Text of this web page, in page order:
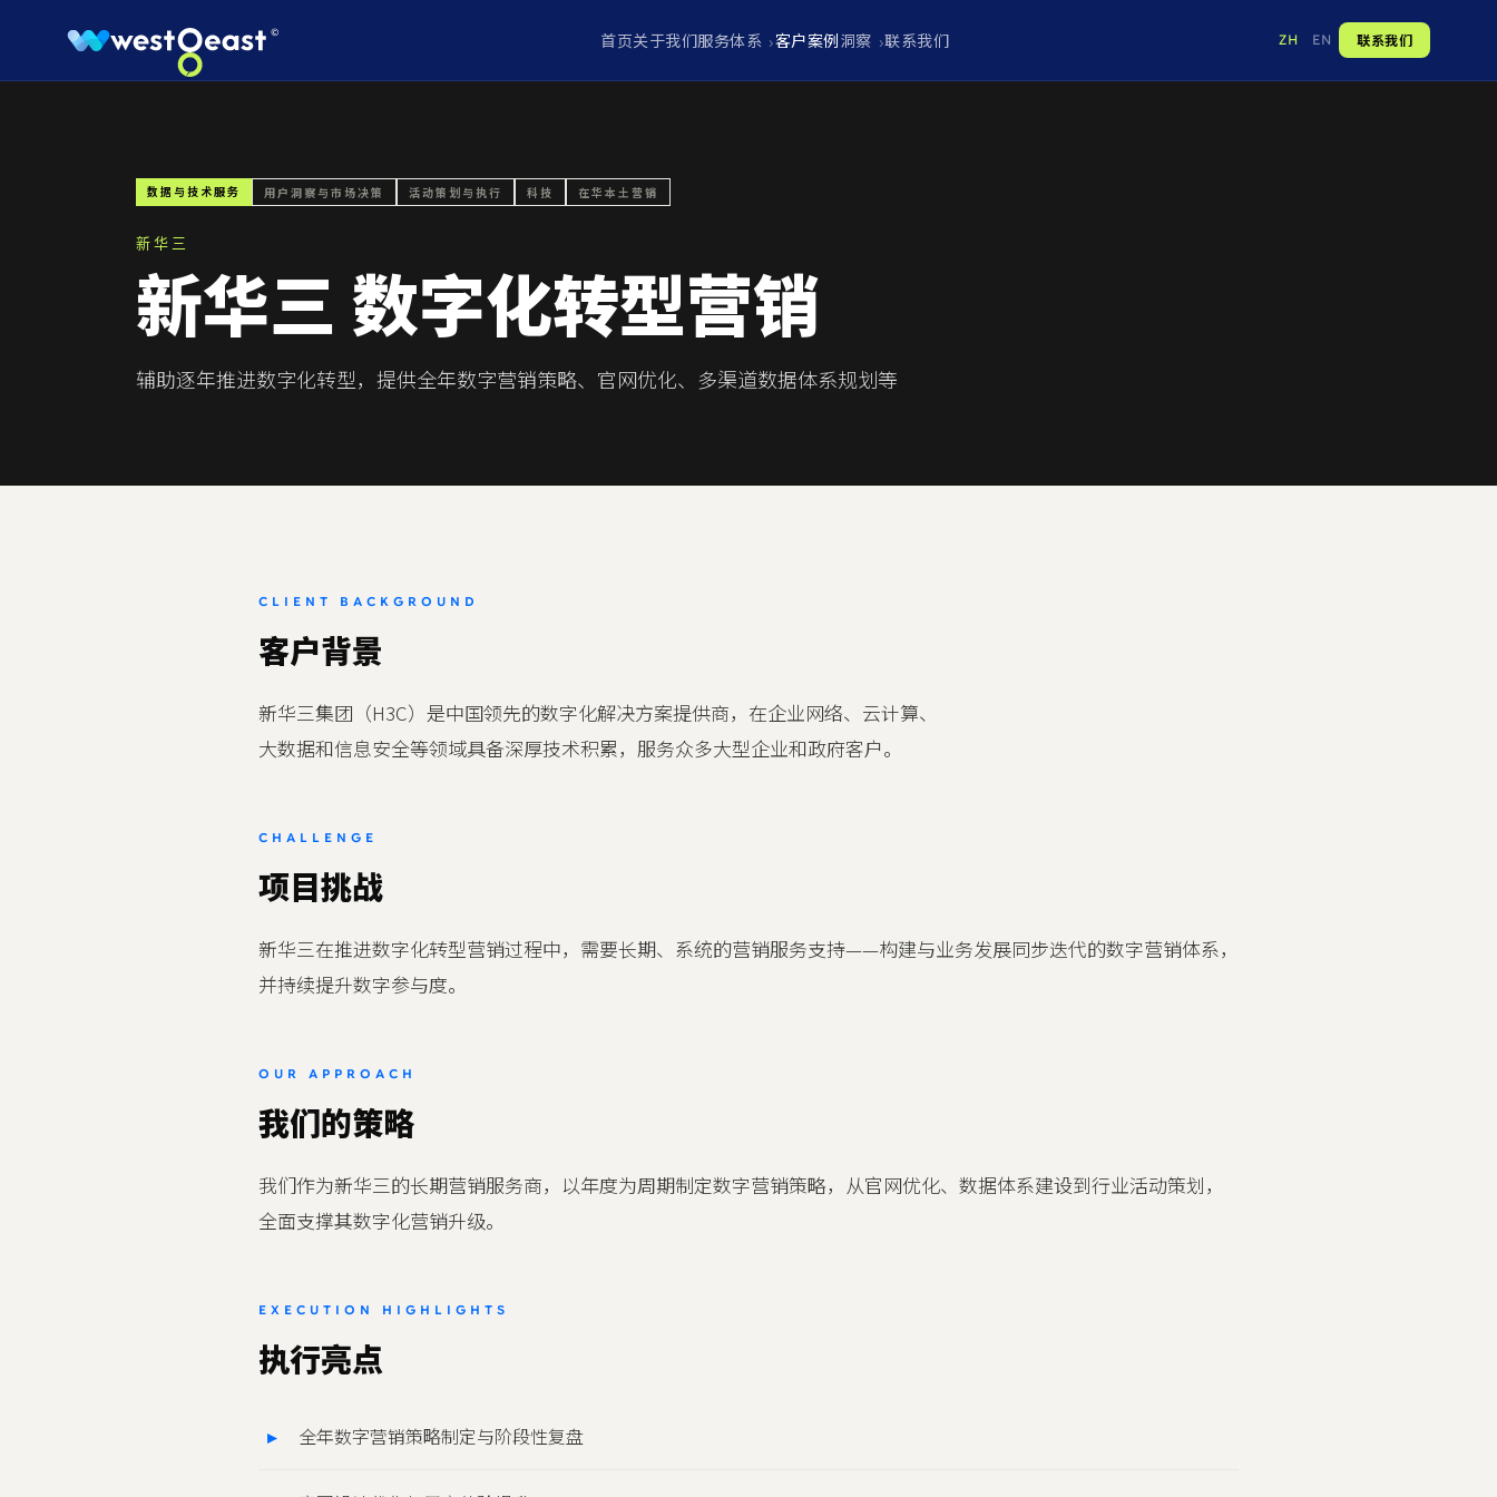
首页关于我们服务体系 客户案例洞察 联系我们 ZH EN 联系我们
数据与技术服务 用户洞察与市场决策 活动策划与执行 科技 在华本土营销
新华三
新华三 数字化转型营销
辅助逐年推进数字化转型，提供全年数字营销策略、官网优化、多渠道数据体系规划等
CLIENT BACKGROUND
客户背景
新华三集团（H3C）是中国领先的数字化解决方案提供商，在企业网络、云计算、
大数据和信息安全等领域具备深厚技术积累，服务众多大型企业和政府客户。
CHALLENGE
项目挑战
新华三在推进数字化转型营销过程中，需要长期、系统的营销服务支持——构建与业务发展同步迭代的数字营销体系，
并持续提升数字参与度。
OUR APPROACH
我们的策略
我们作为新华三的长期营销服务商，以年度为周期制定数字营销策略，从官网优化、数据体系建设到行业活动策划，
全面支撑其数字化营销升级。
EXECUTION HIGHLIGHTS
执行亮点
全年数字营销策略制定与阶段性复盘